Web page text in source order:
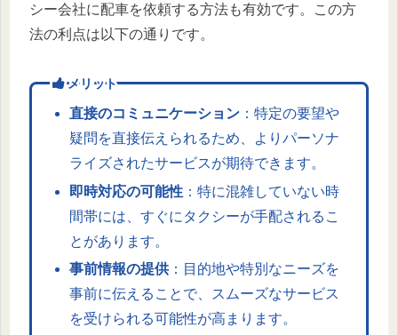
シー会社に配車を依頼する方法も有効です。この方
法の利点は以下の通りです。
メリット
直接のコミュニケーション：特定の要望や
疑問を直接伝えられるため、よりパーソナ
ライズされたサービスが期待できます。
即時対応の可能性：特に混雑していない時
間帯には、すぐにタクシーが手配されるこ
とがあります。
事前情報の提供：目的地や特別なニーズを
事前に伝えることで、スムーズなサービス
を受けられる可能性が高まります。